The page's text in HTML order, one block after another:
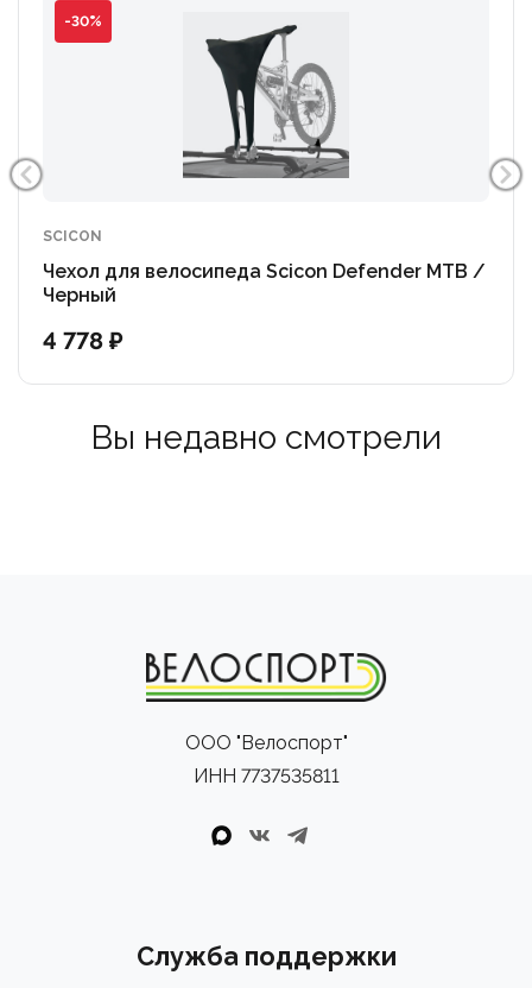
-30%
SCICON
Чехол для велосипеда Scicon Defender MTB /
Черный
4 778 ₽
Вы недавно смотрели
ООО "Велоспорт"
ИНН 7737535811
Служба поддержки